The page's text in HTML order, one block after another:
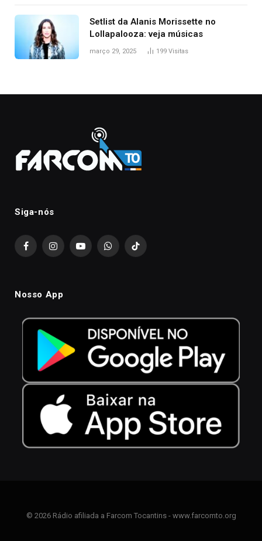
Setlist da Alanis Morissette no
Lollapalooza: veja músicas
março 29, 2025 199 Visitas
Siga-nós
FacebookInstagramYouTubeWhatsAppTikTok
Nosso App
© 2026 Rádio afiliada a Farcom Tocantins - www.farcomto.org